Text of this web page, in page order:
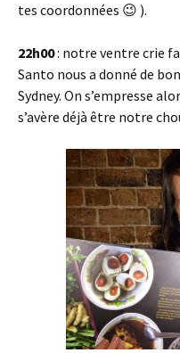
tes coordonnées 😉 ).
22h00: notre ventre crie
Santo nous a donné de
Sydney. On s’empresse
s’avère déjà être notre